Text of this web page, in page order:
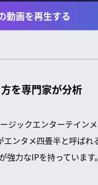
動画を再生する
を専門家が分析
ジックエンターテイン
ンタメ四畳半と呼ばれ
力なIPを持っています。